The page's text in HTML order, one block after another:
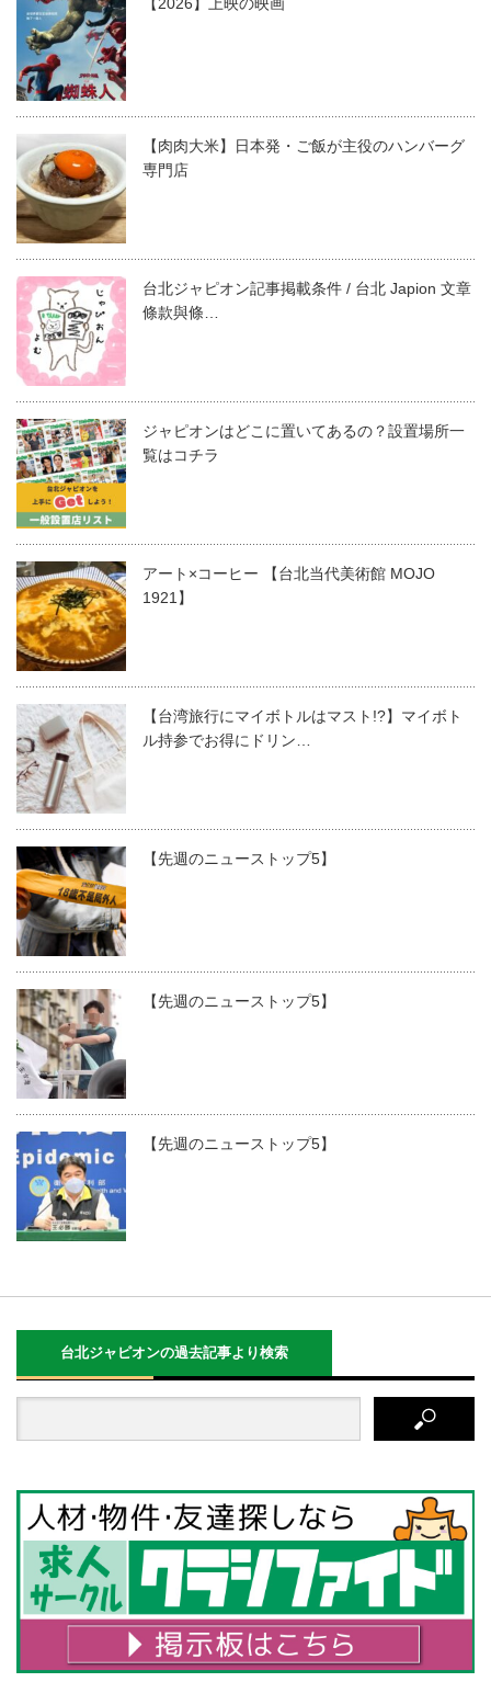
【肉肉大米】日本発・ご飯が主役のハンバーグ
専門店
台北ジャピオン記事掲載条件 / 台北 Japion 文章
條款與條…
ジャピオンはどこに置いてあるの？設置場所一
覧はコチラ
アート×コーヒー 【台北当代美術館 MOJO
1921】
【台湾旅行にマイボトルはマスト!?】マイボト
ル持参でお得にドリン…
【先週のニューストップ5】
【先週のニューストップ5】
【先週のニューストップ5】
台北ジャピオンの過去記事より検索